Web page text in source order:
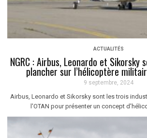
ACTUALITÉS
NGRC : Airbus, Leonardo et Sikorsky
plancher sur l’hélicoptère
9 septembre, 2024
Airbus, Leonardo et Sikorsky sont les trois
l'OTAN pour présenter un concept